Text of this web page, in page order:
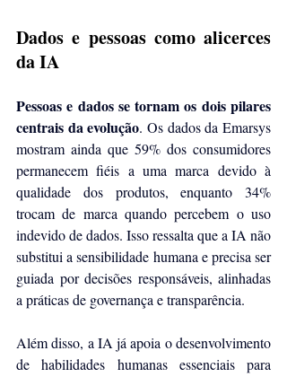
Dados e pessoas como alicerces
da IA
Pessoas e dados se tornam os dois pilares
centrais da evolução. Os dados da Emarsys
mostram ainda que 59% dos consumidores
permanecem fiéis a uma marca devido à
qualidade dos produtos, enquanto 34%
trocam de marca quando percebem o uso
indevido de dados. Isso ressalta que a IA não
substitui a sensibilidade humana e precisa ser
guiada por decisões responsáveis, alinhadas
a práticas de governança e transparência.
Além disso, a IA já apoia o desenvolvimento
de habilidades humanas essenciais para